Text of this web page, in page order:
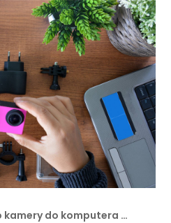
kamery do komputera …